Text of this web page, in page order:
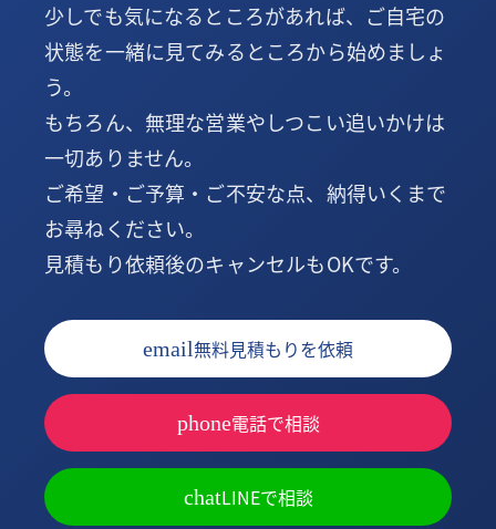
少しでも気になるところがあれば、ご自宅の
状態を一緒に見てみるところから始めましょ
う。
もちろん、無理な営業やしつこい追いかけは
一切ありません。
ご希望・ご予算・ご不安な点、納得いくまで
お尋ねください。
見積もり依頼後のキャンセルもOKです。
email無料見積もりを依頼
phone電話で相談
chatLINEで相談